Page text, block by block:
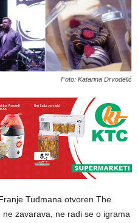
Foto: Katarina Drvodelić
Tuđmana otvoren The
zavarava, ne radi se o igrama